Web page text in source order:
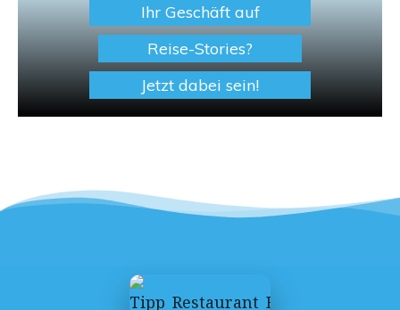
Ihr Geschäft auf
Reise-Stories?
Jetzt dabei sein!